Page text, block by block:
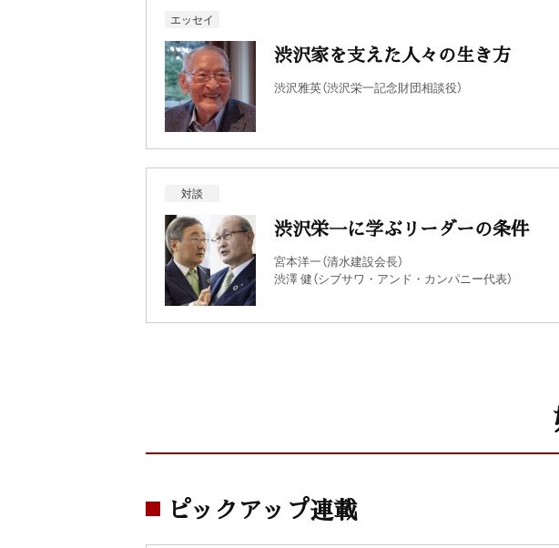
エッセイ
渋沢家を支えた人々の生き方
渋沢雅英（渋沢栄一記念財団相談役）
対談
渋沢栄一に学ぶリーダーの条件
宮本洋一（清水建設会長）
渋澤 健（シブサワ・アンド・カンパニー代表）
ピックアップ連載